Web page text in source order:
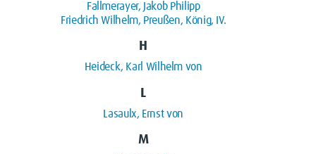
Fallmerayer, Jakob Philipp
Friedrich Wilhelm, Preußen, König, IV.
H
Heideck, Karl Wilhelm von
L
Lasaulx, Ernst von
M